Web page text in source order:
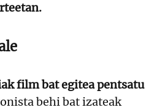
film bat egitea pentsatu
behi bat izateak